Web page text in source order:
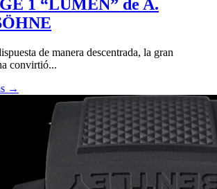
1 “LUMEN” de A.
de manera descentrada, la gran
convirtió...
→